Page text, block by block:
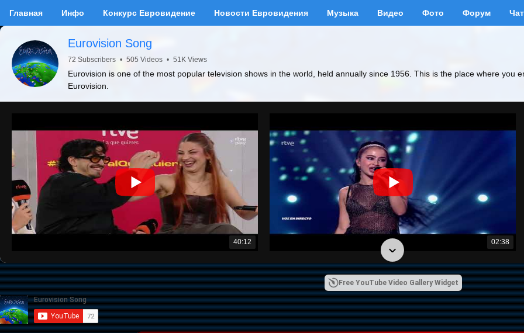
Главная Инфо Конкурс Евровидение Новости Евровидения Музыка Видео Фото Форум Чат
Eurovision Song
72 Subscribers • 505 Videos • 51K Views
Eurovision is one of the most popular television shows in the world, held annually since 1956. This is the place where you
Eurovision.
40:12 02:38
Free YouTube Video Gallery Widget